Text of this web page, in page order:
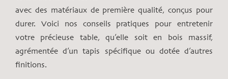
avec des matériaux de première qualité, conçus pour
durer. Voici nos conseils pratiques pour entretenir
votre précieuse table, qu’elle soit en bois massif,
agrémentée d’un tapis spécifique ou dotée d’autres
finitions.